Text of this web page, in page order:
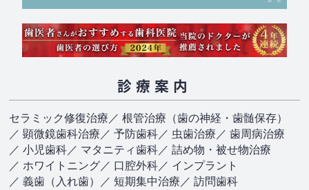
診療案内
セラミック修復治療／ 根管治療（歯の神経・歯髄保存）
／ 顕微鏡歯科治療／ 予防歯科／ 虫歯治療／ 歯周病治療
／ 小児歯科／ マタニティ歯科／ 詰め物・被せ物治療
／ ホワイトニング／ 口腔外科／ インプラント
／ 義歯（入れ歯） ／ 短期集中治療／ 訪問歯科